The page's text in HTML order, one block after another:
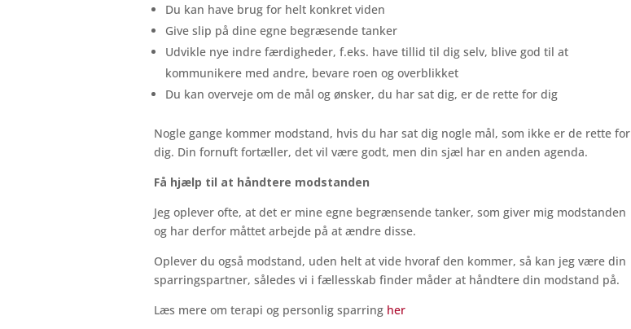
Du kan have brug for helt konkret viden
Give slip på dine egne begræsende tanker
Udvikle nye indre færdigheder, f.eks. have tillid til dig selv, blive god til at
kommunikere med andre, bevare roen og overblikket
Du kan overveje om de mål og ønsker, du har sat dig, er de rette for dig
Nogle gange kommer modstand, hvis du har sat dig nogle mål, som ikke er de rette for
dig. Din fornuft fortæller, det vil være godt, men din sjæl har en anden agenda.
Få hjælp til at håndtere modstanden
Jeg oplever ofte, at det er mine egne begrænsende tanker, som giver mig modstanden
og har derfor måttet arbejde på at ændre disse.
Oplever du også modstand, uden helt at vide hvoraf den kommer, så kan jeg være din
sparringspartner, således vi i fællesskab finder måder at håndtere din modstand på.
Læs mere om terapi og personlig sparring her